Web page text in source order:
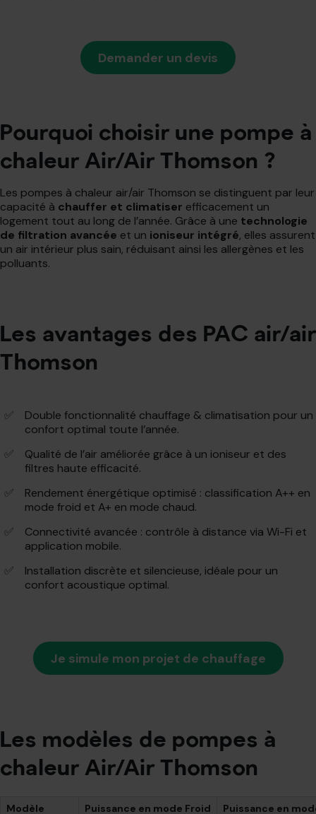
Demander un devis
Pourquoi choisir une pompe à
chaleur Air/Air Thomson ?
Les pompes à chaleur air/air Thomson se distinguent par leur
capacité à chauffer et climatiser efficacement un
logement tout au long de l’année. Grâce à une technologie
de filtration avancée et un ioniseur intégré, elles assurent
un air intérieur plus sain, réduisant ainsi les allergènes et les
polluants.
Les avantages des PAC air/air
Thomson
Double fonctionnalité chauffage & climatisation pour un
confort optimal toute l’année.
Qualité de l’air améliorée grâce à un ioniseur et des
filtres haute efficacité.
Rendement énergétique optimisé : classification A++ en
mode froid et A+ en mode chaud.
Connectivité avancée : contrôle à distance via Wi-Fi et
application mobile.
Installation discrète et silencieuse, idéale pour un
confort acoustique optimal.
Je simule mon projet de chauffage
Les modèles de pompes à
chaleur Air/Air Thomson
Modèle Puissance en mode Froid
Puissance en